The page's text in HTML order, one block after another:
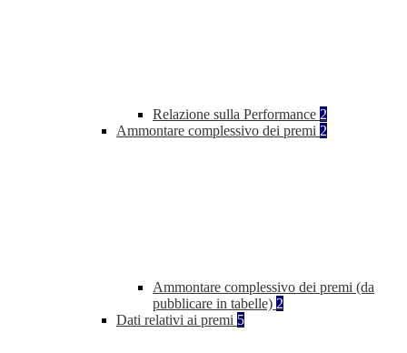
Relazione sulla Performance 2
Ammontare complessivo dei premi 2
Ammontare complessivo dei premi (da
pubblicare in tabelle) 2
Dati relativi ai premi 5